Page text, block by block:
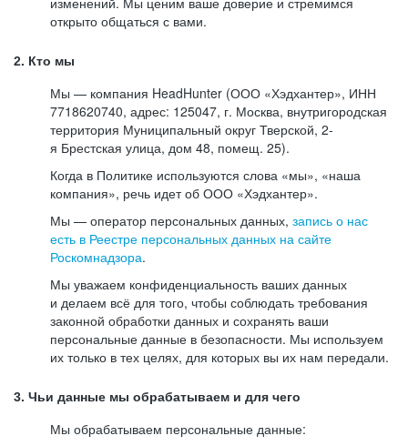
открыто общаться с вами.
2. Кто мы
Мы — компания HeadHunter (ООО «Хэдхантер», ИНН
7718620740, адрес: 125047, г. Москва, внутригородская
территория Муниципальный округ Тверской, 2-
я Брестская улица, дом 48, помещ. 25).
Когда в Политике используются слова «мы», «наша
компания», речь идет об ООО «Хэдхантер».
Мы — оператор персональных данных, запись о нас
есть в Реестре персональных данных на сайте
Роскомнадзора.
Мы уважаем конфиденциальность ваших данных
и делаем всё для того, чтобы соблюдать требования
законной обработки данных и сохранять ваши
персональные данные в безопасности. Мы используем
их только в тех целях, для которых вы их нам передали.
3. Чьи данные мы обрабатываем и для чего
Мы обрабатываем персональные данные: